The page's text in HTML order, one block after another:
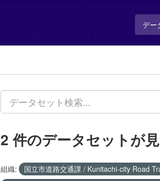
デー
2 件のデータセットが
組織: 国立市道路交通課 / Kunitachi-city Road